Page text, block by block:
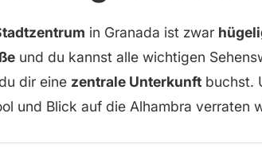
in Granada ist zwar
und du kannst alle wichtigen
dir eine zentrale Unterkunftbuchst.
und Blick auf die Alhambra verraten